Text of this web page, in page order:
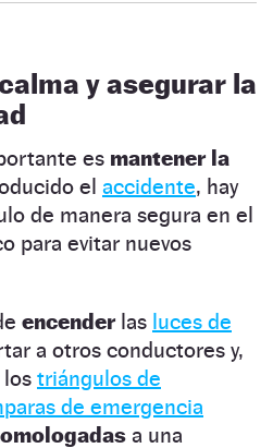
y asegurar la
es mantener la
el accidente, hay
de manera segura en el
para evitar nuevos
encender las luces de
a otros conductores y,
triángulos de
de emergencia
a una